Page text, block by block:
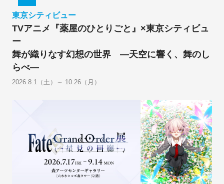
東京シティビュー
TVアニメ『薬屋のひとりごと』×東京シティビュ
ー
舞が織りなす幻想の世界 ―天空に響く、舞のし
らべ―
2026.8.1（土）～ 10.26（月）